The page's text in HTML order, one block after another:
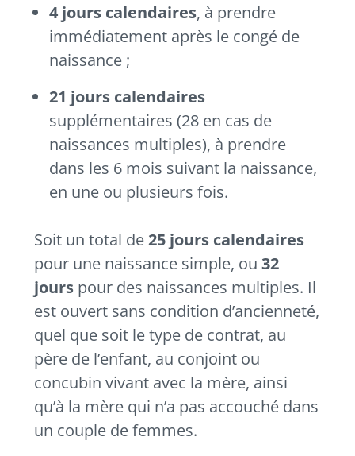
4 jours calendaires, à prendre
immédiatement après le congé de
naissance ;
21 jours calendaires
supplémentaires (28 en cas de
naissances multiples), à prendre
dans les 6 mois suivant la naissance,
en une ou plusieurs fois.
Soit un total de25 jours calendaires
pour une naissance simple, ou 32
jourspour des naissances multiples. Il
est ouvert sans condition d’ancienneté,
quel que soit le type de contrat, au
père de l’enfant, au conjoint ou
concubin vivant avec la mère, ainsi
qu’à la mère qui n’a pas accouché dans
un couple de femmes.